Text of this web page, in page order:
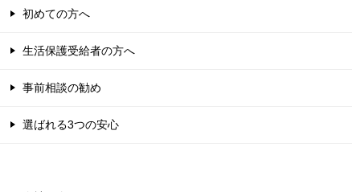
初めての方へ
生活保護受給者の方へ
事前相談の勧め
選ばれる3つの安心